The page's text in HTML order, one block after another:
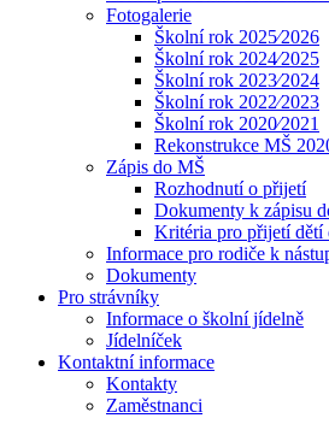
Fotogalerie
Školní rok 2025⁄2026
Školní rok 2024⁄2025
Školní rok 2023⁄2024
Školní rok 2022⁄2023
Školní rok 2020⁄2021
Rekonstrukce MŠ
Zápis do MŠ
Rozhodnutí o přijetí
Dokumenty k zápisu
Kritéria pro přijetí dětí
Informace pro rodiče k
Dokumenty
Pro strávníky
Informace o školní jídelně
Jídelníček
Kontaktní informace
Kontakty
Zaměstnanci